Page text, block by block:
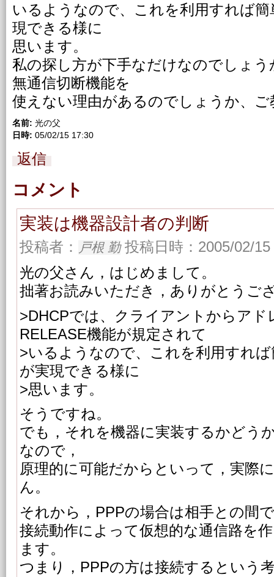
いるようなので、これを利用すれば
現できる様に
思います。
私の探し方が下手なだけなのでしょ
無通信切断機能を
使えない理由があるのでしょうか、
名前: 光の父
日時: 05/02/15 17:30
返信
コメント
実装は機器設計者の判断
投稿者： 戸根 勤投稿日時：2005/02/15
光の父さん，はじめまして。
拙著お読みいただき，ありがとうご
>DHCPでは、クライアントからアド
RELEASE機能が規定されて
>いるようなので、これを利用すれ
が実現できる様に
>思います。
そうですね。
でも，それを機器に実装するかどう
なので，
原理的に可能だからといって，実際
ん。
それから，PPPの場合は相手との間
接続動作によって仮想的な通信路を
ます。
つまり，PPPの方は接続するという